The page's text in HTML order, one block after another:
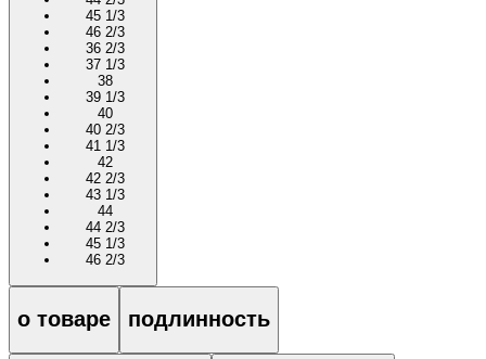
45 1/3
46 2/3
36 2/3
37 1/3
38
39 1/3
40
40 2/3
41 1/3
42
42 2/3
43 1/3
44
44 2/3
45 1/3
46 2/3
о товаре подлинность